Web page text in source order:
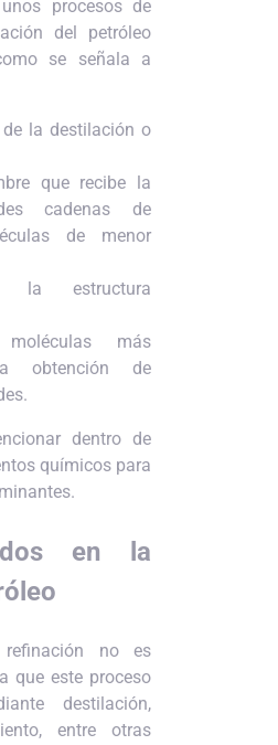
procesos de
del petróleo
se señala a
la destilación o
que recibe la
cadenas de
de menor
la estructura
más
obtención de
dentro de
químicos para
en la
no es
que este proceso
destilación,
entre otras